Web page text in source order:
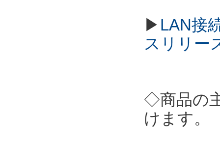
▶ LAN接
スリリー
◇商品の
けます。